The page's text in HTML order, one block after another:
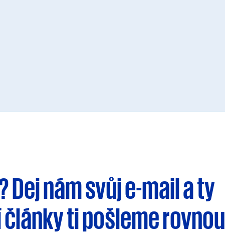
Dej nám svůj e-maila ty
ti pošleme rovnou